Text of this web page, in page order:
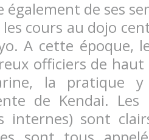
également de ses
cours au dojo
A cette époque,
officiers de
la pratique
de Kendai. Les
internes) sont